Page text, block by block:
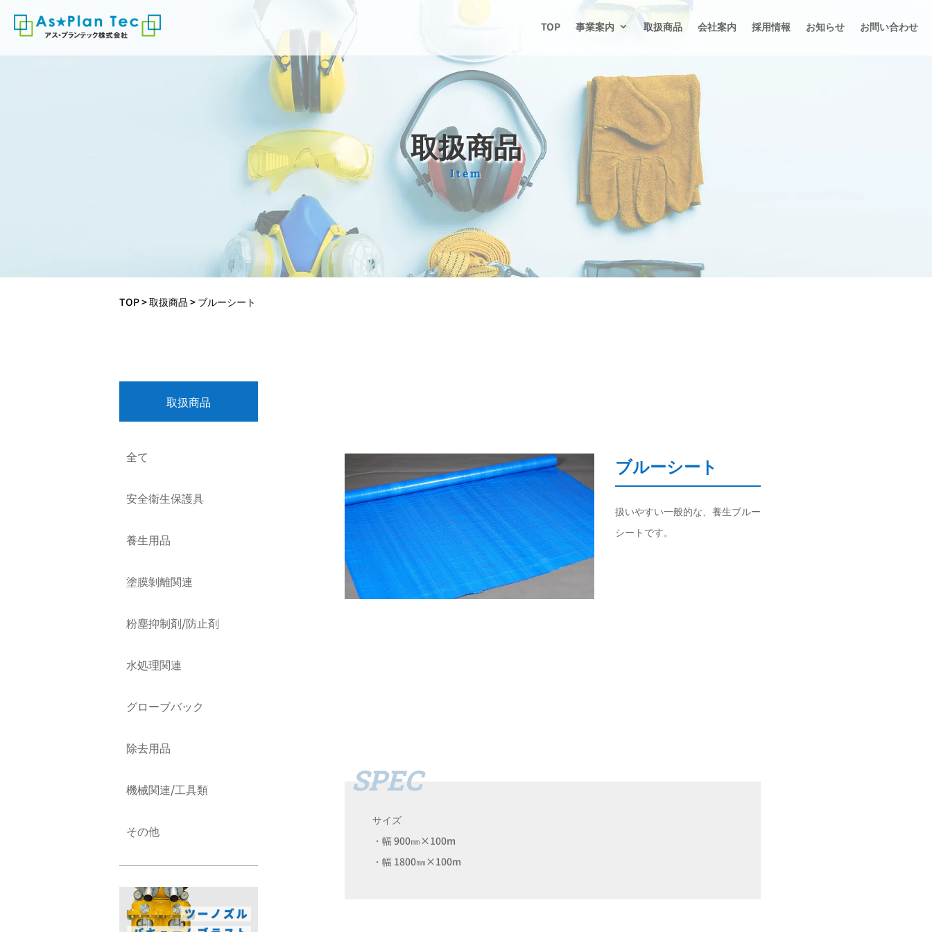
TOP 事業案内 取扱商品 会社案内 採用情報 お知らせ お問い合わせ
取扱商品
Item
TOP>取扱商品 > ブルーシート
取扱商品
全て
安全衛生保護具
養生用品
塗膜剝離関連
粉塵抑制剤/防止剤
水処理関連
グローブバック
除去用品
機械関連/工具類
その他
ブルーシート
扱いやすい一般的な、養生ブルー
シートです。
サイズ
・幅 900㎜×100m
・幅 1800㎜×100m